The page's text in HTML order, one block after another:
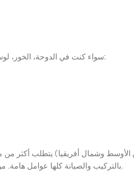
سواء كنت في الدوحة، الخور، لوسيل، أو توسع إلى أسواق الخليج العربي/الشرق الأوسط، فإن اختيار النظام المناسب من داهوا® يحدث فرقًا كبيرًا. بعض مجالات التطبيق:
وشمال أفريقيا) يتطلب أكثر من
بالتركيب والصيانة كلها عوامل هامة. من خلال الشراكة مع أمان لينك لأنظمة الأمن، فإنك تضمن أن نظام داهوا® الخاص بك ليس فقط عالميًا ولكن أيضًا محليًا مُحسّنًا ومدعومًا.